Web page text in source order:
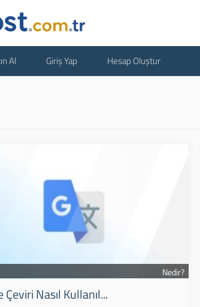
Al Giriş Yap Hesap Oluştur
Nedir?
Çeviri Nasıl Kullanıl...